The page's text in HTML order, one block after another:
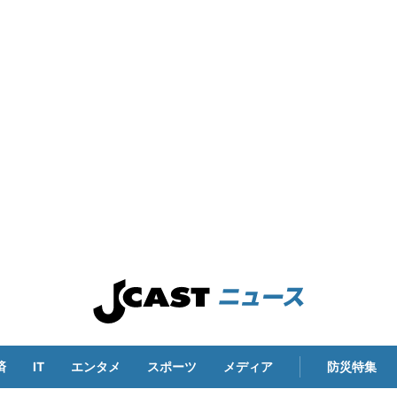
IT エンタメ スポーツ メディア 防災特集